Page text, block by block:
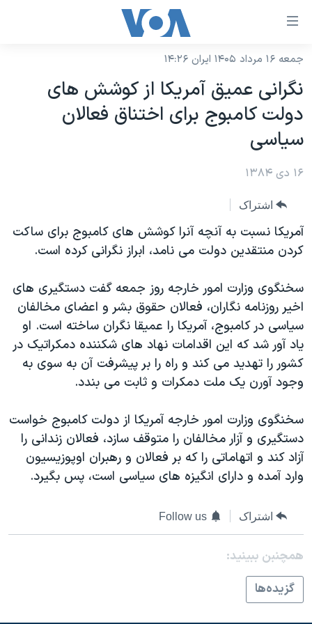
لینکهای
دسترسی
جهش
محتوای
اصلی
به
صفحه
جهش
نسخه سبک وب‌سایت
موضوع ها
ایران
آمریکا
جهان
ورزشی
گزیده‌ها
ویدیوها
فرهنگ و زندگی
حقوق شهروندی
اقتصادی
اسرائیل در جنگ
گالری عکس
آرشیو پخش زنده
برنامه های تلویزیونی
جدول برنامه ها
صفحه‌های ویژه
جام جهانی ۲۰۲۶
عملیات خشم حماسی
بایگانی برنامه‌های تلویزیونی
مستندها
انتخابات ریاست جمهوری آمریکا ۲۰۲۴
حمله جمهوری اسلامی به اسرائیل
ورزش زنان در ایران
اعتراضات زن، زندگی، آزادی
مجموعه مستندهای دادخواهی
دادگاه حمید نوری
چهل سال گروگان‌گیری
قانون شفافیت دارائی کادر رهبری ایران
اعتراضات مردمی آبان ۹۸
فرکانس‌های صدای آمریکا
پخش رادیویی
یادگیری زبان انگلیسی
دنبال کنید
زبانهای مختلف
جمعه ۱۶ مرداد ۱۴۰۵ ایران ۱۴:۲۶
نگرانی عميق آمريکا از کوشش های
دولت کامبوج برای اختناق فعالان
سياسی
۱۶ دی ۱۳۸۴
اشتراک
آمريکا نسبت به آنچه آنرا کوشش های کامبوج برای ساکت
کردن منتقدين دولت می نامد، ابراز نگرانی کرده است.
سخنگوی وزارت امور خارجه روز جمعه گفت دستگيری های
اخير روزنامه نگاران، فعالان حقوق بشر و اعضای مخالفان
سياسی در کامبوج، آمريکا را عميقا نگران ساخته است. او
ياد آور شد که اين اقدامات نهاد های شکننده دمکراتيک در
کشور را تهديد می کند و راه را بر پيشرفت آن به سوی به
وجود آورن يک ملت دمکرات و ثابت می بندد.
سخنگوی وزارت امور خارجه آمريکا از دولت کامبوج خواست
دستگيری و آزار مخالفان را متوقف سازد، فعالان زندانی را
آزاد کند و اتهاماتی را که بر فعالان و رهبران اوپوزيسيون
وارد آمده و دارای انگيزه های سياسی است، پس بگيرد.
اشتراک Follow us
همچنبن ببینید:
گزيده‌ها